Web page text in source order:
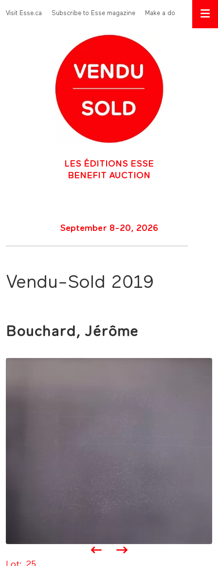
Menu Top
Visit Esse.ca Subscribe to Esse magazine Make a donation
LES ÉDITIONS ESSE
BENEFIT AUCTION
September 8-20, 2026
Vendu-Sold 2019
Bouchard, Jérôme